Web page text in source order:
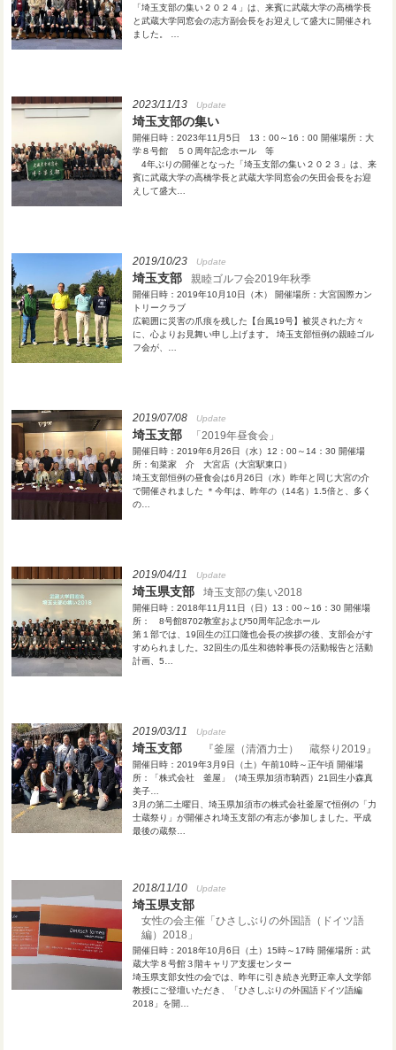
「埼玉支部の集い２０２４」は、来賓に武蔵大学の高橋学長
と武蔵大学同窓会の志方副会長をお迎えして盛大に開催され
ました。 …
2023/11/13 Update
埼玉支部の集い
開催日時：2023年11月5日 13：00～16：00 開催場所：大
学８号館 ５０周年記念ホール 等
4年ぶりの開催となった「埼玉支部の集い２０２３」は、来
賓に武蔵大学の高橋学長と武蔵大学同窓会の矢田会長をお迎
えして盛大…
2019/10/23 Update
埼玉支部 親睦ゴルフ会2019年秋季
開催日時：2019年10月10日（木） 開催場所：大宮国際カン
トリークラブ
広範囲に災害の爪痕を残した【台風19号】被災された方々
に、心よりお見舞い申し上げます。 埼玉支部恒例の親睦ゴル
フ会が、…
2019/07/08 Update
埼玉支部 「2019年昼食会」
開催日時：2019年6月26日（水）12：00～14：30 開催場
所：旬菜家 介 大宮店（大宮駅東口）
埼玉支部恒例の昼食会は6月26日（水）昨年と同じ大宮の介
で開催されました ＊今年は、昨年の（14名）1.5倍と、多く
の…
2019/04/11 Update
埼玉県支部 埼玉支部の集い2018
開催日時：2018年11月11日（日）13：00～16：30 開催場
所： 8号館8702教室および50周年記念ホール
第１部では、19回生の江口隆也会長の挨拶の後、支部会がす
すめられました。32回生の瓜生和徳幹事長の活動報告と活動
計画、5…
2019/03/11 Update
埼玉支部 『釜屋（清酒力士） 蔵祭り2019』
開催日時：2019年3月9日（土）午前10時～正午頃 開催場
所：「株式会社 釜屋」（埼玉県加須市騎西）21回生小森真
美子…
3月の第二土曜日、埼玉県加須市の株式会社釜屋で恒例の「力
士蔵祭り」が開催され埼玉支部の有志が参加しました。平成
最後の蔵祭…
2018/11/10 Update
埼玉県支部
女性の会主催「ひさしぶりの外国語（ドイツ語
編）2018」
開催日時：2018年10月6日（土）15時～17時 開催場所：武
蔵大学８号館３階キャリア支援センター
埼玉県支部女性の会では、昨年に引き続き光野正幸人文学部
教授にご登壇いただき、「ひさしぶりの外国語ドイツ語編
2018」を開…